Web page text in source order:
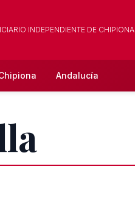
INDEPENDIENTE DE CHIPIONA
Andalucía